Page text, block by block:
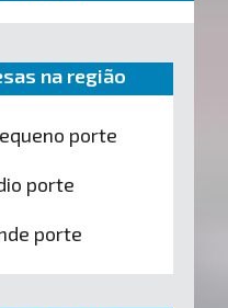
na região
porte
porte
porte